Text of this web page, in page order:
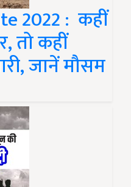
2022 : कहीं
तो कहीं
जानें मौसम